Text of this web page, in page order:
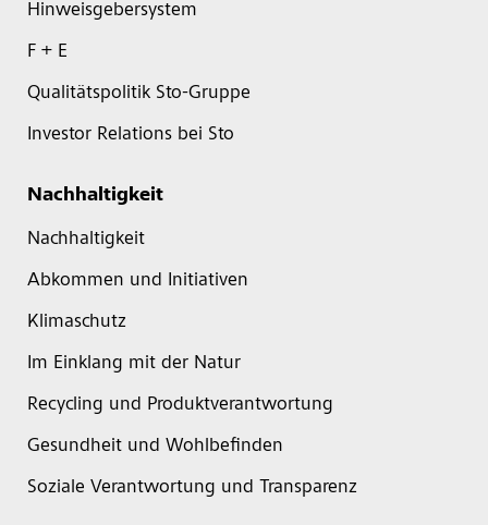
Hinweisgebersystem
F + E
Qualitätspolitik Sto-Gruppe
Investor Relations bei Sto
Nachhaltigkeit
Nachhaltigkeit
Abkommen und Initiativen
Klimaschutz
Im Einklang mit der Natur
Recycling und Produktverantwortung
Gesundheit und Wohlbefinden
Soziale Verantwortung und Transparenz